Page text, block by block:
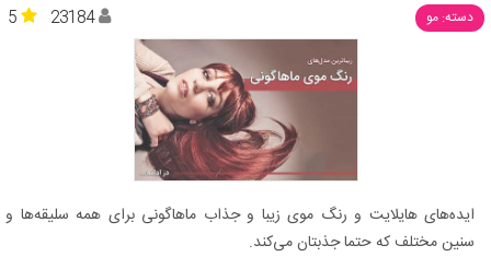
دسته: مو 5 23184
ایده‌های هایلایت و رنگ موی زیبا و جذاب ماهاگونی برای همه سلیقه‌ها و
سنین مختلف که حتما جذبتان می‌کند.